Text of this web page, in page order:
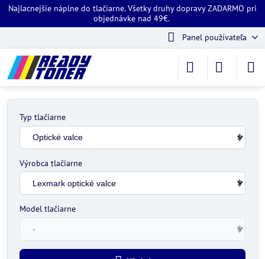
Najlacnejšie náplne do tlačiarne. Všetky druhy dopravy ZADARMO pri
objednávke nad 49€.
Panel používateľa
Typ tlačiarne
Výrobca tlačiarne
Model tlačiarne